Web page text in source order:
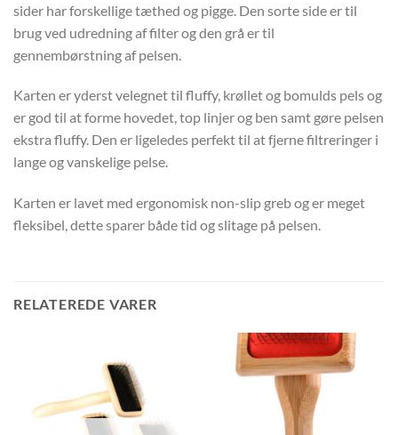
sider har forskellige tæthed og pigge. Den sorte side er til
brug ved udredning af filter og den grå er til
gennembørstning af pelsen.
Karten er yderst velegnet til fluffy, krøllet og bomulds pels og
er god til at forme hovedet, top linjer og ben samt gøre pelsen
ekstra fluffy. Den er ligeledes perfekt til at fjerne filtreringer i
lange og vanskelige pelse.
Karten er lavet med ergonomisk non-slip greb og er meget
fleksibel, dette sparer både tid og slitage på pelsen.
RELATEREDE VARER